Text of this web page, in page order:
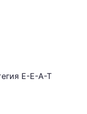
E-E-A-T